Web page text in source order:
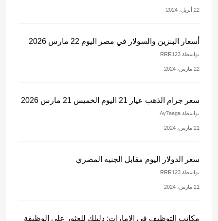
22 أبريل، 2024
أسعار البنزين والسولار في مصر اليوم 22 مارس 2026
بواسطة RRR123
22 مارس، 2024
سعر جرام الذهب عيار 21 اليوم الخميس 21 مارس 2026
بواسطة Ay7aaga
21 مارس، 2024
سعر الدولار اليوم مقابل الجنيه المصري
بواسطة RRR123
21 مارس، 2024
مكاتب التوظيف في الإمارات: دليلك للعثور على الوظيفة